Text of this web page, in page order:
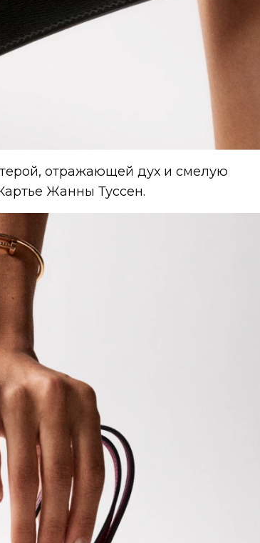
отражающей дух и смелую
Жанны Туссен.